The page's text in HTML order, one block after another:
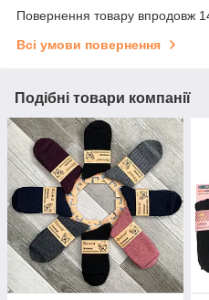
Повернення товару впродовж
Всі умови повернення
Подібні товари компанії